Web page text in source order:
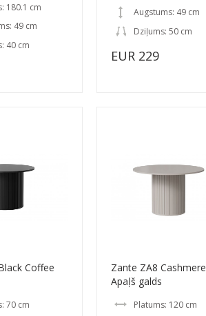
180.1 cm
49 cm
40 cm
Augstums: 49 cm
Dziļums: 50 cm
EUR 229
Coffee
70 cm
Zante ZA8 Cashmere
Apaļš galds
Platums: 120 cm